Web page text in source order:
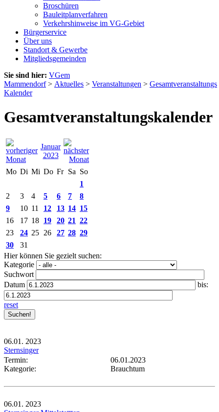
Broschüren
Bauleitplanverfahren
Verkehrshinweise im VG-Gebiet
Bürgerservice
Über uns
Standort & Gewerbe
Mitgliedsgemeinden
Sie sind hier: VGem
Mammendorf> Aktuelles > Veranstaltungen > Gesamtveranstaltungs
Kalender
Gesamtveranstaltungskalender
Januar
2023
Mo Di Mi Do Fr Sa So
1
2
3 4 5 6 7
8
9
10 11 12 13 14 15
16
17 18 19 20 21 22
23
24 25 26 27 28 29
30
31
Hier können Sie gezielt suchen:
Kategorie
Suchwort
Datum
bis:
reset
06.01. 2023
Sternsinger
Termin:
06.01.2023
Kategorie:
Brauchtum
06.01. 2023